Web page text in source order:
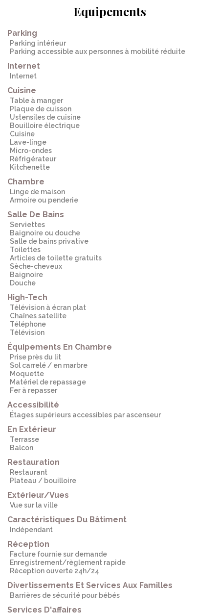
Equipements
Parking
Parking intérieur
Parking accessible aux personnes à mobilité réduite
Internet
Internet
Cuisine
Table à manger
Plaque de cuisson
Ustensiles de cuisine
Bouilloire électrique
Cuisine
Lave-linge
Micro-ondes
Réfrigérateur
Kitchenette
Chambre
Linge de maison
Armoire ou penderie
Salle De Bains
Serviettes
Baignoire ou douche
Salle de bains privative
Toilettes
Articles de toilette gratuits
Sèche-cheveux
Baignoire
Douche
High-Tech
Télévision à écran plat
Chaînes satellite
Téléphone
Télévision
Équipements En Chambre
Prise près du lit
Sol carrelé / en marbre
Moquette
Matériel de repassage
Fer à repasser
Accessibilité
Étages supérieurs accessibles par ascenseur
En Extérieur
Terrasse
Balcon
Restauration
Restaurant
Plateau / bouilloire
Extérieur/Vues
Vue sur la ville
Caractéristiques Du Bâtiment
Indépendant
Réception
Facture fournie sur demande
Enregistrement/règlement rapide
Réception ouverte 24h/24
Divertissements Et Services Aux Familles
Barrières de sécurité pour bébés
Services D'affaires